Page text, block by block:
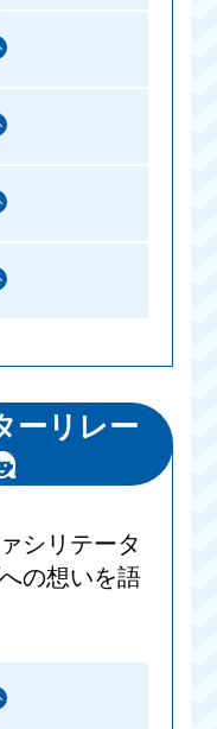
ーリレー
シリテータ
の想いを語